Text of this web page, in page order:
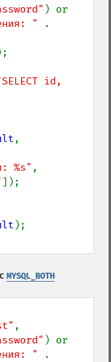
) or
"
id,
%s"
]);
с MYSQL_BOTH
) or
"